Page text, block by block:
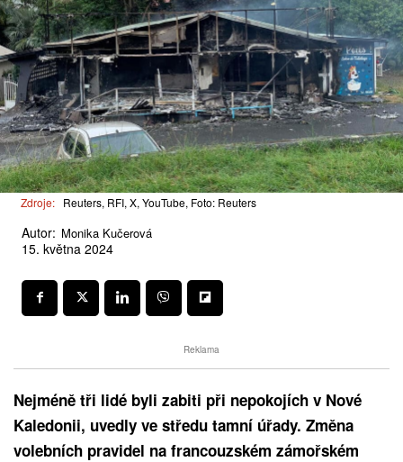
Zdroje: Reuters, RFI, X, YouTube, Foto: Reuters
Autor: Monika Kučerová
15. května 2024
Reklama
Nejméně tři lidé byli zabiti při nepokojích v Nové
Kaledonii, uvedly ve středu tamní úřady. Změna
volebních pravidel na francouzském zámořském